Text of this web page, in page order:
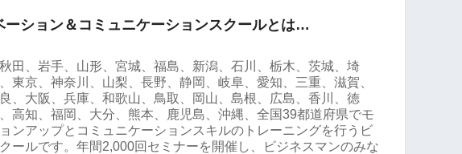
ーション＆コミュニケーションスクールとは…
田、岩手、山形、宮城、福島、新潟、石川、栃木、茨城、埼
東京、神奈川、山梨、長野、静岡、岐阜、愛知、三重、滋賀、
、大阪、兵庫、和歌山、鳥取、岡山、島根、広島、香川、徳
高知、福岡、大分、熊本、鹿児島、沖縄、全国39都道府県でモ
ンアップとコミュニケーションスキルのトレーニングを行うビ
ールです。年間2,000回セミナーを開催し、ビジネスマンのみな